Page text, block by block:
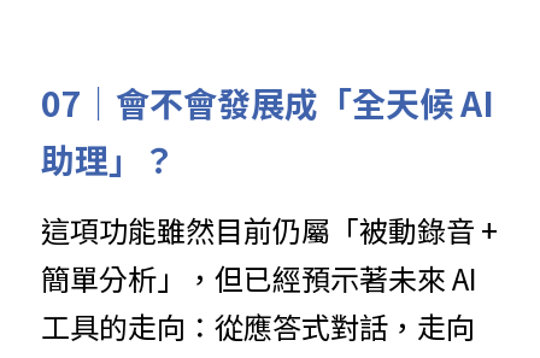
07｜會不會發展成「全天候 AI
助理」？
這項功能雖然目前仍屬「被動錄音 +
簡單分析」，但已經預示著未來 AI
工具的走向：從應答式對話，走向